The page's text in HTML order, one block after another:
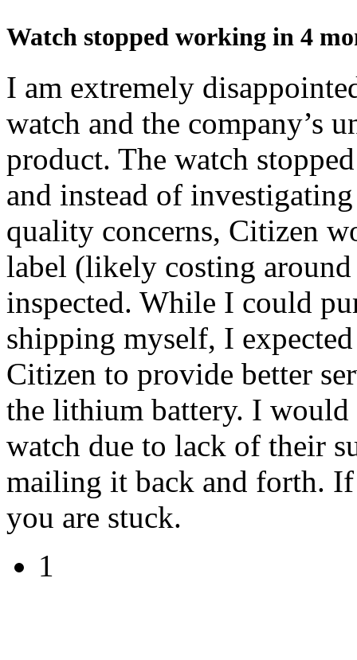
Watch stopped working in 4
I am extremely
watch and the company’s
product. The watch
and instead of
quality concerns, Citizen
label (likely costing
inspected. While I could
shipping myself, I
Citizen to provide better
the lithium battery. I
watch due to lack of their
mailing it back and forth.
you are stuck.
1